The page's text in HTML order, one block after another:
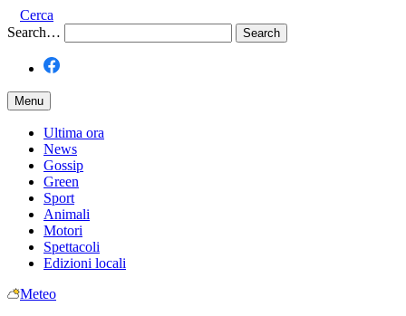
Cerca
Search…
Menu
Ultima ora
News
Gossip
Green
Sport
Animali
Motori
Spettacoli
Edizioni locali
Meteo